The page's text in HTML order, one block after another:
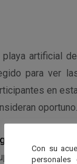
playa artificial
para ver
en
oportuno.
de Desarrollo
Con su